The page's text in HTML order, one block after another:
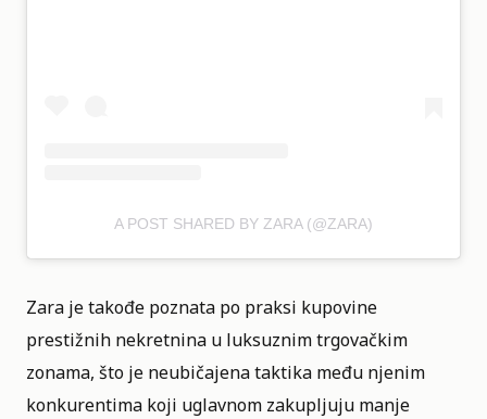
A POST SHARED BY ZARA (@ZARA)
Zara je takođe poznata po praksi kupovine
prestižnih nekretnina u luksuznim trgovačkim
zonama, što je neubičajena taktika među njenim
konkurentima koji uglavnom zakupljuju manje